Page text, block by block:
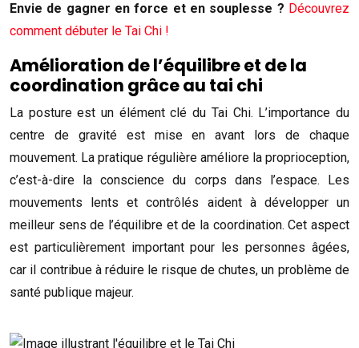
Envie de gagner en force et en souplesse ? Découvrez
comment débuter le Tai Chi !
Amélioration de l’équilibre et de la
coordination grâce au tai chi
La posture est un élément clé du Tai Chi. L’importance du
centre de gravité est mise en avant lors de chaque
mouvement. La pratique régulière améliore la proprioception,
c’est-à-dire la conscience du corps dans l’espace. Les
mouvements lents et contrôlés aident à développer un
meilleur sens de l’équilibre et de la coordination. Cet aspect
est particulièrement important pour les personnes âgées,
car il contribue à réduire le risque de chutes, un problème de
santé publique majeur.